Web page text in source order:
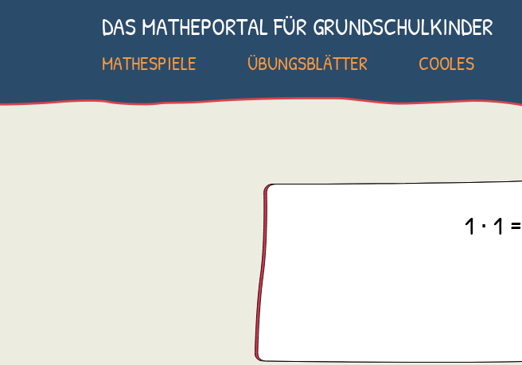
DAS MATHEPORTAL FÜR GRUNDSCHULKINDER
MATHESPIELE ÜBUNGSBLÄTTER COOLES
1 ⋅ 1 =